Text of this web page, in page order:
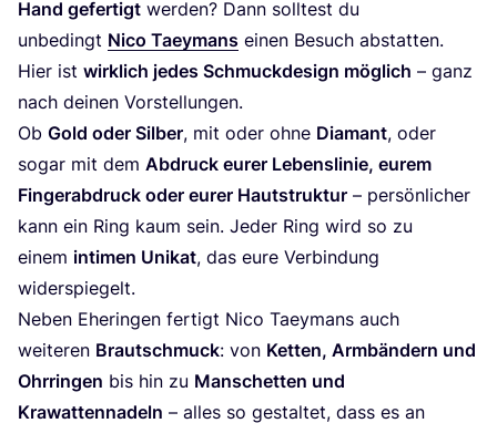
Hand gefer­tigt wer­den? Dann soll­test du
unbe­dingt Nico Taey­mans einen Besuch abstat­ten.
Hier ist wirk­lich jedes Schmuck­de­sign mög­lich – ganz
nach dei­nen Vorstellungen.
Ob Gold oder Sil­ber, mit oder ohne Dia­mant, oder
sogar mit dem Abdruck eurer Lebens­li­nie, eurem
Fin­ger­ab­druck oder eurer Haut­struk­tur – per­sön­li­cher
kann ein Ring kaum sein. Jeder Ring wird so zu
einem inti­men Uni­kat, das eure Ver­bin­dung
widerspiegelt.
Neben Ehe­rin­gen fer­tigt Nico Taey­mans auch
wei­te­ren Braut­schmuck: von Ket­ten, Arm­bän­dern und
Ohr­rin­gen bis hin zu Man­schet­ten und
Kra­wat­ten­na­deln – alles so gestal­tet, dass es an